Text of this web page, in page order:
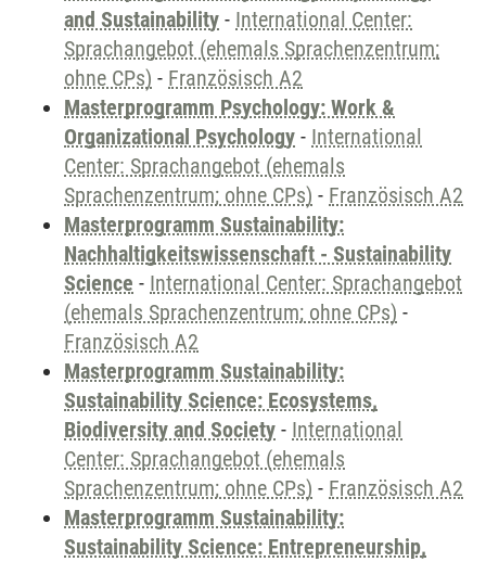
and Sustainability - International Center:
Sprachangebot (ehemals Sprachenzentrum;
ohne CPs) - Französisch A2
Masterprogramm Psychology: Work &
Organizational Psychology - International
Center: Sprachangebot (ehemals
Sprachenzentrum; ohne CPs) - Französisch A2
Masterprogramm Sustainability:
Nachhaltigkeitswissenschaft - Sustainability
Science - International Center: Sprachangebot
(ehemals Sprachenzentrum; ohne CPs) -
Französisch A2
Masterprogramm Sustainability:
Sustainability Science: Ecosystems,
Biodiversity and Society - International
Center: Sprachangebot (ehemals
Sprachenzentrum; ohne CPs) - Französisch A2
Masterprogramm Sustainability:
Sustainability Science: Entrepreneurship,